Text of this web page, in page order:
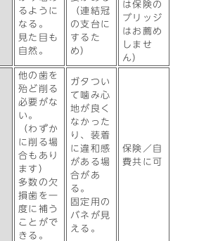
るように
なる。
見た目も
自然。
（連結冠
の支台に
するた
め）
は保険の
ブリッジ
はお薦め
しませ
ん）
他の歯を
殆ど削る
必要がな
い。
（わずか
に削る場
合もあり
ます）
多数の欠
損歯を一
度に補う
ことがで
きる。
ガタつい
て噛み心
地が良く
なかった
り、装着
に違和感
がある場
合があ
る。
固定用の
バネが見
える。
保険／自
費共に可